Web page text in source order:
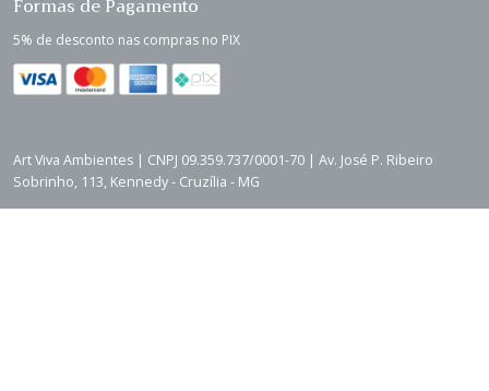
Formas de Pagamento
5% de desconto nas compras no PIX
Art Viva Ambientes | CNPJ 09.359.737/0001-70 | Av. José P. Ribeiro
Sobrinho, 113, Kennedy - Cruzília - MG